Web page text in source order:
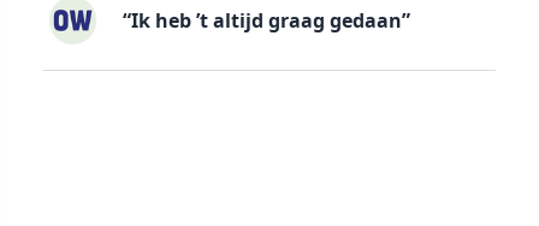
“Ik heb ’t altijd graag gedaan”